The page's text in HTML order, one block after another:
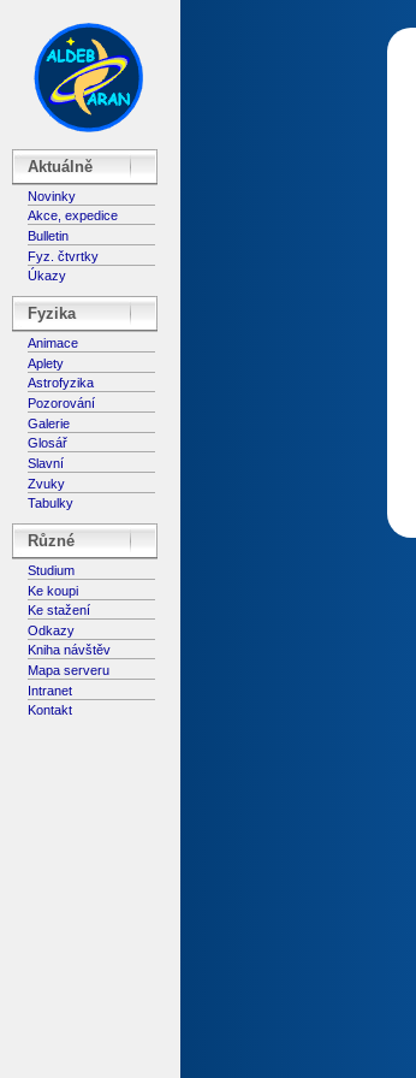
Aktuálně
Novinky
Akce, expedice
Bulletin
Fyz. čtvrtky
Úkazy
Fyzika
Animace
Aplety
Astrofyzika
Pozorování
Galerie
Glosář
Slavní
Zvuky
Tabulky
Různé
Studium
Ke koupi
Ke stažení
Odkazy
Kniha návštěv
Mapa serveru
Intranet
Kontakt